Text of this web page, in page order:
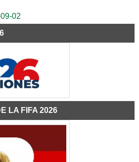
LA FIFA 2026